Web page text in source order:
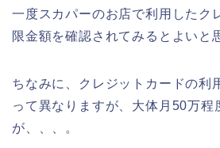
一度スカパーのお店で利用したク
限金額を確認されてみるとよいと
ちなみに、クレジットカードの利
って異なりますが、大体月50万程
が、、、。